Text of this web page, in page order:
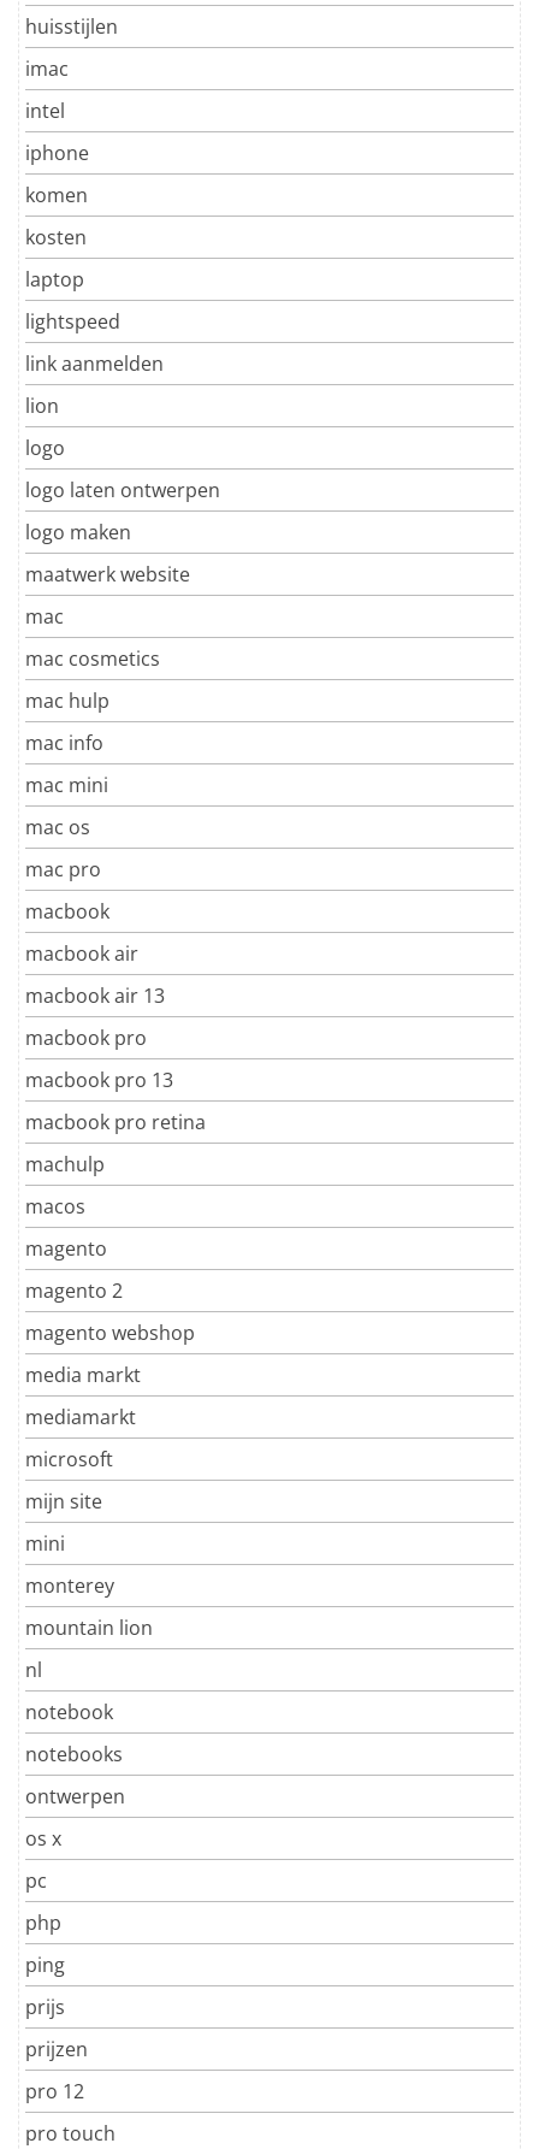
huisstijlen
imac
intel
iphone
komen
kosten
laptop
lightspeed
link aanmelden
lion
logo
logo laten ontwerpen
logo maken
maatwerk website
mac
mac cosmetics
mac hulp
mac info
mac mini
mac os
mac pro
macbook
macbook air
macbook air 13
macbook pro
macbook pro 13
macbook pro retina
machulp
macos
magento
magento 2
magento webshop
media markt
mediamarkt
microsoft
mijn site
mini
monterey
mountain lion
nl
notebook
notebooks
ontwerpen
os x
pc
php
ping
prijs
prijzen
pro 12
pro touch